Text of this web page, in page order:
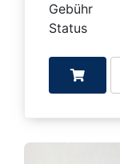
Gebühr
Status